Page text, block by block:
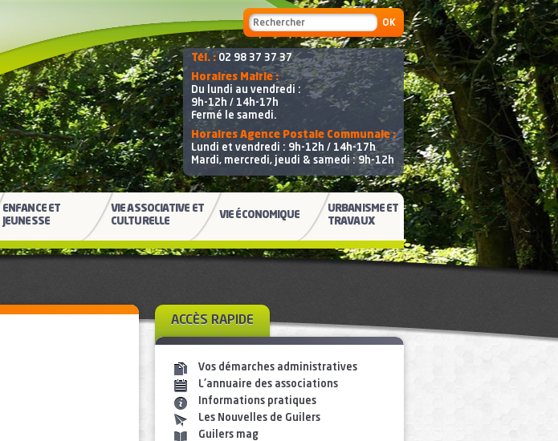
ENFANCE ET
JEUNESSE
VIE ASSOCIATIVE ET
CULTURELLE
VIE ÉCONOMIQUE
URBANISME ET
TRAVAUX
Formulaire de recherche
Recherche
Tél. : 02 98 37 37 37
Horaires Mairie :
Du lundi au vendredi :
9h-12h / 14h-17h
Fermé le samedi.
Horaires Agence Postale Communale :
Lundi et vendredi : 9h-12h / 14h-17h
Mardi, mercredi, jeudi & samedi : 9h-12h
ACCÈS RAPIDE
Vos démarches administratives
L'annuaire des associations
Informations pratiques
Les Nouvelles de Guilers
Guilers mag